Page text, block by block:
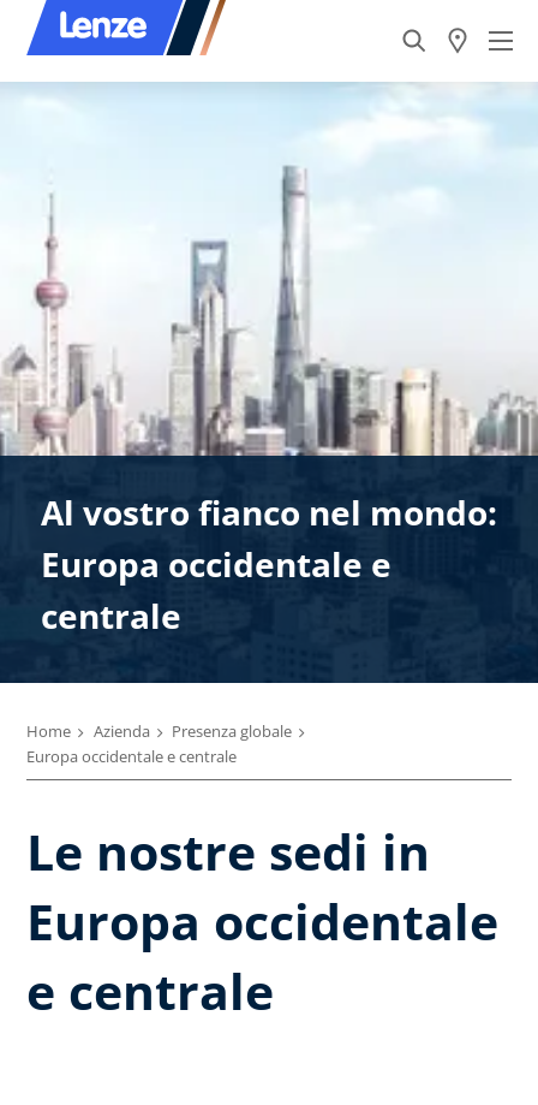
Al vostro fianco nel mondo:
Europa occidentale e
centrale
Home Azienda
Presenza globale
Europa occidentale e centrale
Le nostre sedi in
Europa occidentale
e centrale